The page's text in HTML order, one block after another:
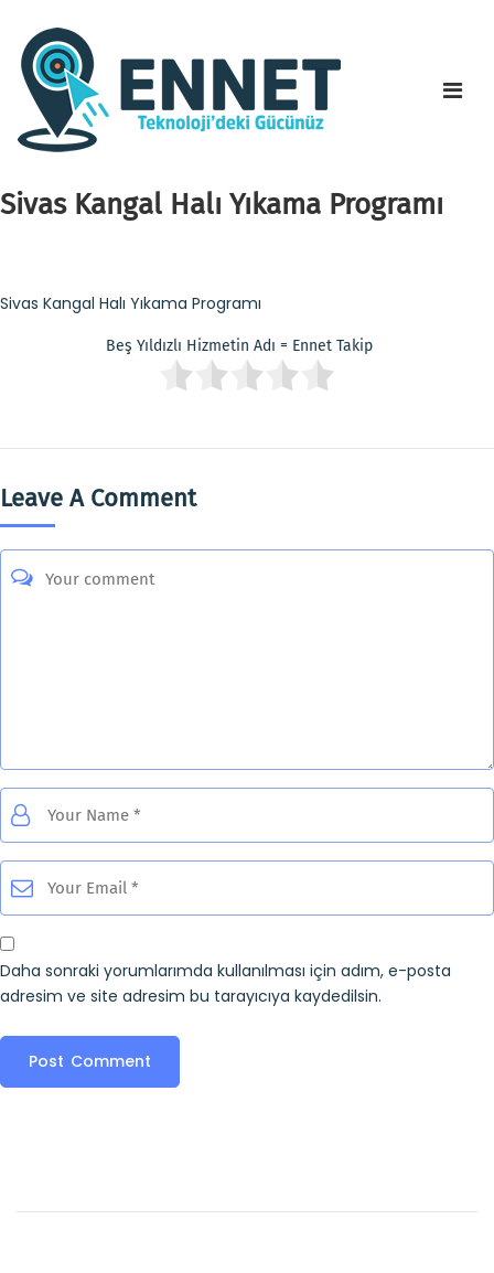
Sivas Kangal Halı Yıkama Programı
Sivas Kangal Halı Yıkama Programı
Beş Yıldızlı Hizmetin Adı = Ennet Takip
Leave A Comment
Daha sonraki yorumlarımda kullanılması için adım, e-posta
adresim ve site adresim bu tarayıcıya kaydedilsin.